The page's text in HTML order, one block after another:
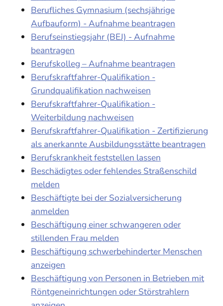
Berufliches Gymnasium (sechsjährige
Aufbauform) - Aufnahme beantragen
Berufseinstiegsjahr (BEJ) - Aufnahme
beantragen
Berufskolleg – Aufnahme beantragen
Berufskraftfahrer-Qualifikation -
Grundqualifikation nachweisen
Berufskraftfahrer-Qualifikation -
Weiterbildung nachweisen
Berufskraftfahrer-Qualifikation - Zertifizierung
als anerkannte Ausbildungsstätte beantragen
Berufskrankheit feststellen lassen
Beschädigtes oder fehlendes Straßenschild
melden
Beschäftigte bei der Sozialversicherung
anmelden
Beschäftigung einer schwangeren oder
stillenden Frau melden
Beschäftigung schwerbehinderter Menschen
anzeigen
Beschäftigung von Personen in Betrieben mit
Röntgeneinrichtungen oder Störstrahlern